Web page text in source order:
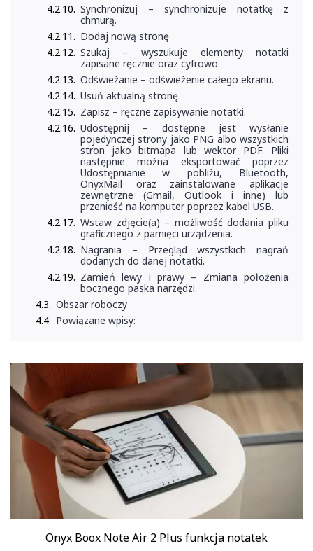
Synchronizuj – synchronizuje notatkę z
chmurą.
Dodaj nową stronę
Szukaj – wyszukuje elementy notatki
zapisane ręcznie oraz cyfrowo.
Odświeżanie – odświeżenie całego ekranu.
Usuń aktualną stronę
Zapisz – ręczne zapisywanie notatki.
Udostępnij – dostępne jest wysłanie
pojedynczej strony jako PNG albo wszystkich
stron jako bitmapa lub wektor PDF. Pliki
następnie można eksportować poprzez
Udostępnianie w pobliżu, Bluetooth,
OnyxMail oraz zainstalowane aplikacje
zewnętrzne (Gmail, Outlook i inne) lub
przenieść na komputer poprzez kabel USB.
Wstaw zdjęcie(a) – możliwość dodania pliku
graficznego z pamięci urządzenia.
Nagrania – Przegląd wszystkich nagrań
dodanych do danej notatki.
Zamień lewy i prawy – Zmiana położenia
bocznego paska narzędzi.
Obszar roboczy
Powiązane wpisy:
Onyx Boox Note Air 2 Plus funkcja notatek